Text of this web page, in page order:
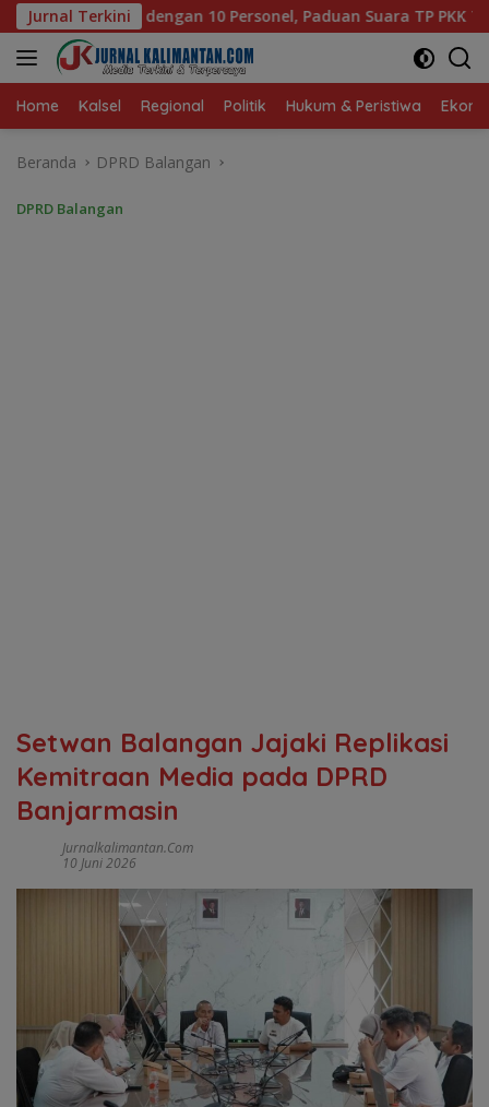
Langsung
ke
konten
Jurnal Terkini
Paduan Suara TP PKK Tanah Bumbu Sabet Juara II
Home Kalsel Regional Politik Hukum & Peristiwa
Beranda DPRD Balangan
DPRD Balangan
Setwan Balangan Jajaki Replikasi
Kemitraan Media pada DPRD
Banjarmasin
Jurnalkalimantan.com
10 Juni 2026